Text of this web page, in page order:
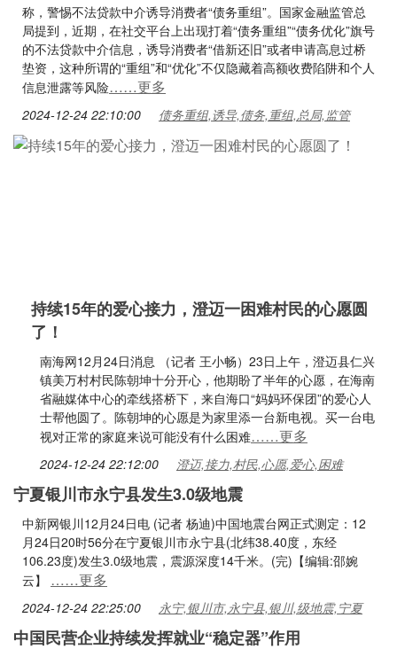
称，警惕不法贷款中介诱导消费者“债务重组”。国家金融监管总
局提到，近期，在社交平台上出现打着“债务重组”“债务优化”旗号
的不法贷款中介信息，诱导消费者“借新还旧”或者申请高息过桥
垫资，这种所谓的“重组”和“优化”不仅隐藏着高额收费陷阱和个人
信息泄露等风险……更多
2024-12-24 22:10:00 债务重组,诱导,债务,重组,总局,监管
持续15年的爱心接力，澄迈一困难村民的心愿圆
了！
南海网12月24日消息 （记者 王小畅）23日上午，澄迈县仁兴
镇美万村村民陈朝坤十分开心，他期盼了半年的心愿，在海南
省融媒体中心的牵线搭桥下，来自海口“妈妈环保团”的爱心人
士帮他圆了。陈朝坤的心愿是为家里添一台新电视。买一台电
视对正常的家庭来说可能没有什么困难……更多
2024-12-24 22:12:00 澄迈,接力,村民,心愿,爱心,困难
宁夏银川市永宁县发生3.0级地震
中新网银川12月24日电 (记者 杨迪)中国地震台网正式测定：12
月24日20时56分在宁夏银川市永宁县(北纬38.40度，东经
106.23度)发生3.0级地震，震源深度14千米。(完)【编辑:邵婉
云】 ……更多
2024-12-24 22:25:00 永宁,银川市,永宁县,银川,级地震,宁夏
中国民营企业持续发挥就业“稳定器”作用